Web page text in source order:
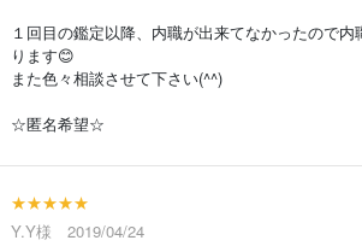
１回目の鑑定以降、内職が出来てなかったので
ります😊
また色々相談させて下さい(^^)
☆匿名希望☆
★★★★★
Y.Y様 2019/04/24